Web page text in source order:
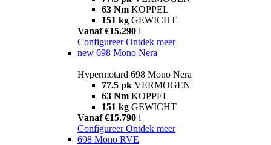
63 Nm KOPPEL
151 kg GEWICHT
Vanaf €15.290 i
Configureer Ontdek meer
new 698 Mono Nera
Hypermotard 698 Mono Nera
77.5 pk VERMOGEN
63 Nm KOPPEL
151 kg GEWICHT
Vanaf €15.790 i
Configureer Ontdek meer
698 Mono RVE